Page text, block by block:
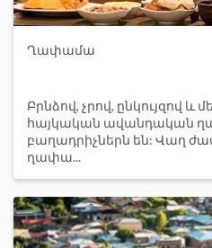
Ղափամա
Բրնձով, չրով, ընկույզով և
հայկական ավանդական
բաղադրիչներն են: Վաղ
ղափա...